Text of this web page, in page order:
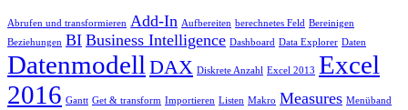
Abrufen und transformieren Add-In Aufbereiten berechnetes Feld Bereinigen
Beziehungen BI Business Intelligence Dashboard Data Explorer Daten
Datenmodell DAX Diskrete Anzahl Excel 2013 Excel
2016 Gantt Get & transform Importieren Listen Makro Measures Menüband